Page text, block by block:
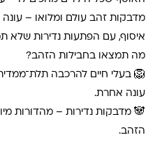
איסוף, עם הפתעות נדירות שלא
מה תמצאו בחבילות הזהב?
🦁 בעלי חיים להרכבה
עונה אחרת.
🐼 מדבקות נדירות – מהדורות
הזהב.